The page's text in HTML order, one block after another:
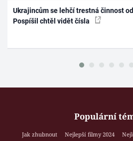
Ukrajincům se lehčí trestná činnost
Pospíšil chtěl vidět čísla
Populární
Jak zhubnout Nejlepší filmy 2024